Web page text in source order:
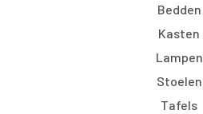
Bedden
Kasten
Lampen
Stoelen
Tafels